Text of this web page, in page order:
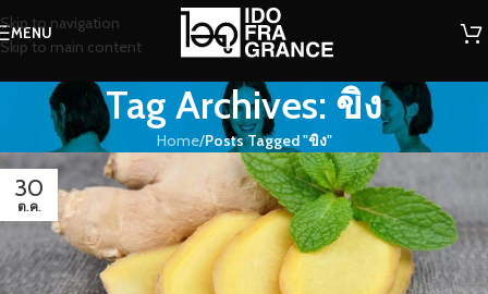
Skip to navigation
Skip to main content
MENU
Tag Archives: ขิง
Home/Posts Tagged "ขิง"
30
ต.ค.